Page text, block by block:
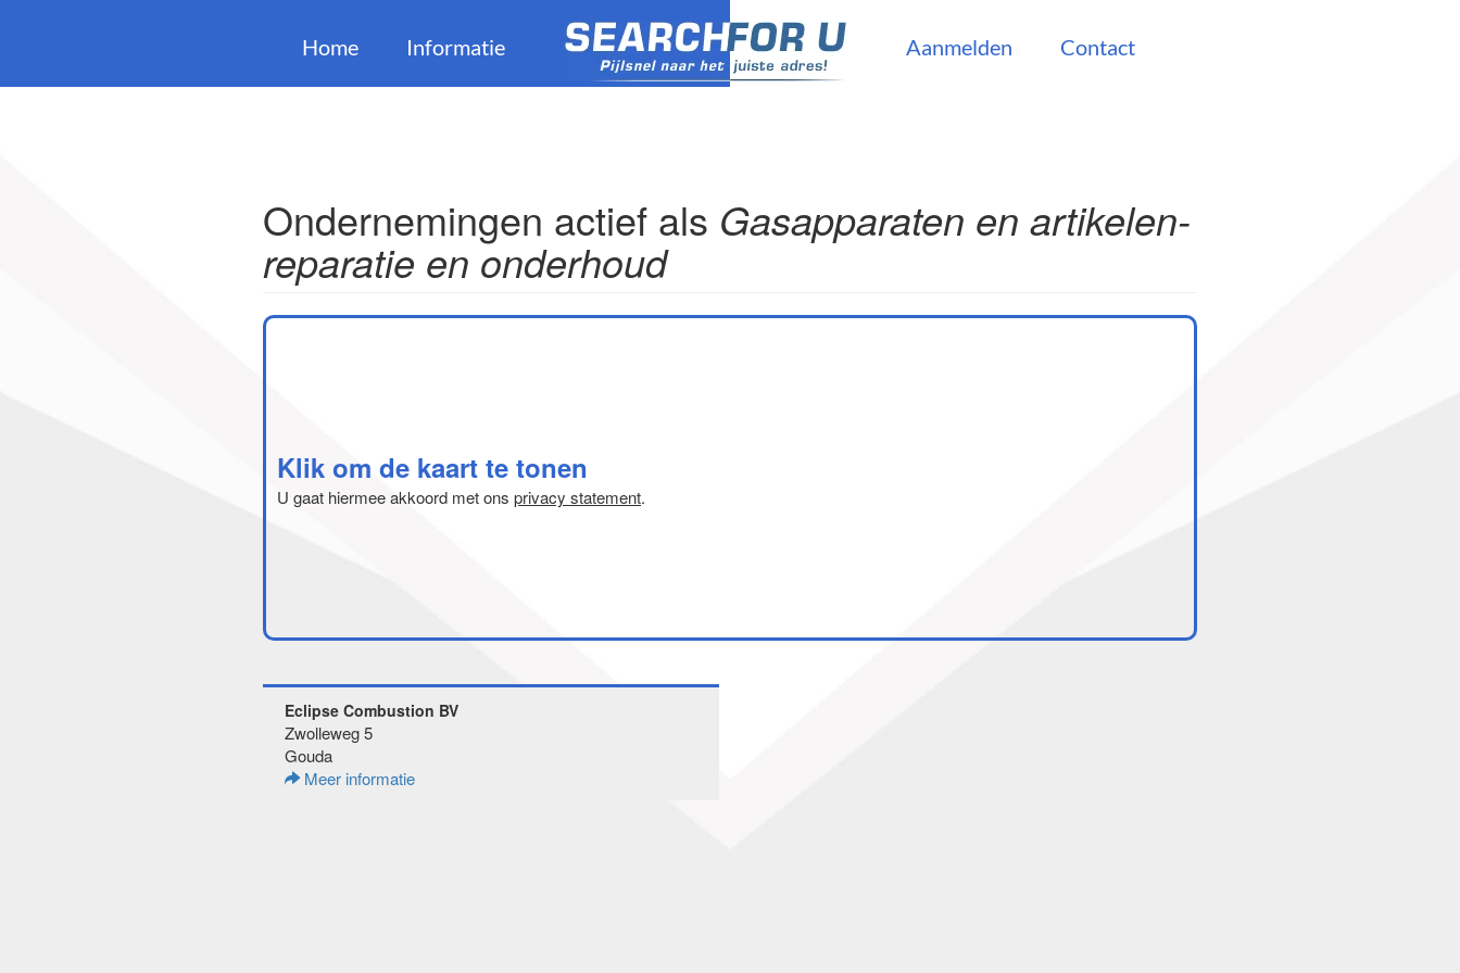
Home Informatie Aanmelden Contact
Ondernemingen actief als Gasapparaten en artikelen-
reparatie en onderhoud
Klik om de kaart te tonen
U gaat hiermee akkoord met ons privacy statement.
Eclipse Combustion BV
Zwolleweg 5
Gouda
Meer informatie